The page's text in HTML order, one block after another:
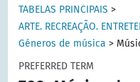
TABELAS PRINCIPAIS >
ARTE. RECREAÇÃO.
Géneros de música >
PREFERRED TERM